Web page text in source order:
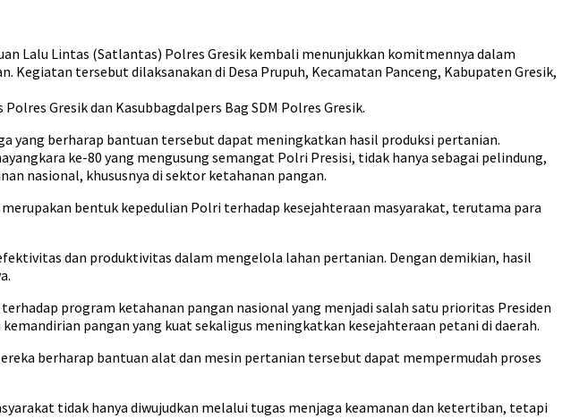
Lalu Lintas (Satlantas) Polres Gresik kembali menunjukkan komitmennya dalam
tersebut dilaksanakan di Desa Prupuh, Kecamatan Panceng, Kabupaten Gresik,
Gresik dan Kasubbagdalpers Bag SDM Polres Gresik.
yang berharap bantuan tersebut dapat meningkatkan hasil produksi pertanian.
ke-80 yang mengusung semangat Polri Presisi, tidak hanya sebagai pelindung,
nasional, khususnya di sektor ketahanan pangan.
bentuk kepedulian Polri terhadap kesejahteraan masyarakat, terutama para
dan produktivitas dalam mengelola lahan pertanian. Dengan demikian, hasil
program ketahanan pangan nasional yang menjadi salah satu prioritas Presiden
pangan yang kuat sekaligus meningkatkan kesejahteraan petani di daerah.
berharap bantuan alat dan mesin pertanian tersebut dapat mempermudah proses
tidak hanya diwujudkan melalui tugas menjaga keamanan dan ketertiban, tetapi